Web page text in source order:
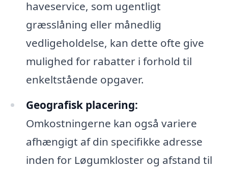
haveservice, som ugentligt
græsslåning eller månedlig
vedligeholdelse, kan dette ofte give
mulighed for rabatter i forhold til
enkeltstående opgaver.
Geografisk placering:
Omkostningerne kan også variere
afhængigt af din specifikke adresse
inden for Løgumkloster og afstand til